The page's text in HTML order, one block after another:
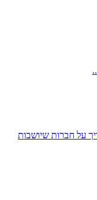
על חברות שיושבות